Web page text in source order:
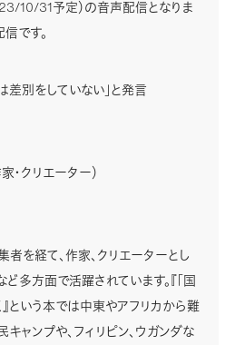
10/31予定）の音声配信となりま
です。
別をしていない」と発言
・クリエーター）
を経て、作家、クリエーターとし
ど多方面で活躍されています。『「国
という本では中東やアフリカから難
ャンプや、フィリピン、ウガンダな